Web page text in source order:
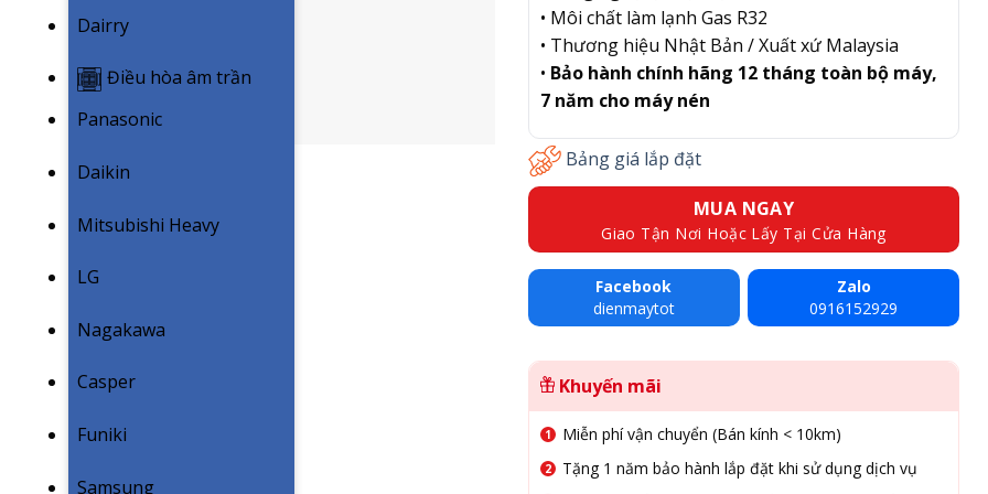
Dairry
Điều hòa âm trần
Panasonic
Daikin
Mitsubishi Heavy
LG
Nagakawa
Casper
Funiki
Samsung
• Môi chất làm lạnh Gas R32
• Thương hiệu Nhật Bản / Xuất xứ Malaysia
• Bảo hành chính hãng 12 tháng toàn bộ máy,
7 năm cho máy nén
Bảng giá lắp đặt
MUA NGAY
Giao Tận Nơi Hoặc Lấy Tại Cửa Hàng
Facebook
dienmaytot
Zalo
0916152929
Khuyến mãi
Miễn phí vận chuyển (Bán kính < 10km)
Tặng 1 năm bảo hành lắp đặt khi sử dụng dịch vụ